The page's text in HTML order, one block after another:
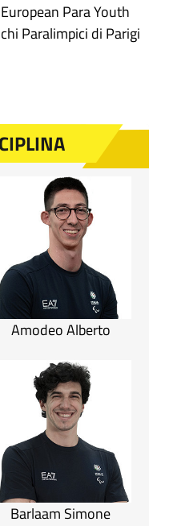
Para Youth
Paralimpici di Parigi
Amodeo Alberto
Barlaam Simone